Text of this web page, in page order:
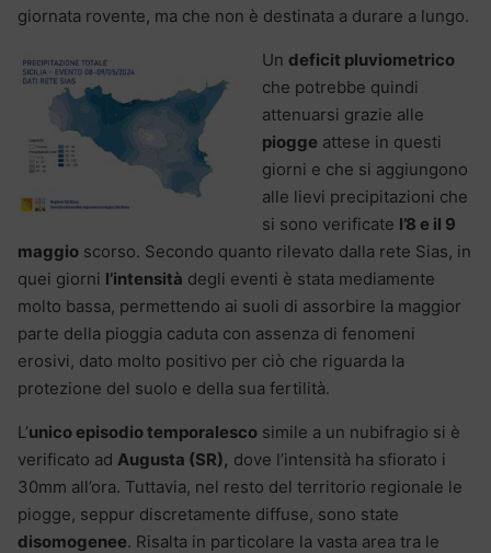
giornata rovente, ma che non è destinata a durare a lungo.
Un deficit pluviometrico
che potrebbe quindi
attenuarsi grazie alle
piogge attese in questi
giorni e che si aggiungono
alle lievi precipitazioni che
si sono verificate l’8 e il 9
maggio scorso. Secondo quanto rilevato dalla rete Sias, in
quei giorni l’intensità degli eventi è stata mediamente
molto bassa, permettendo ai suoli di assorbire la maggior
parte della pioggia caduta con assenza di fenomeni
erosivi, dato molto positivo per ciò che riguarda la
protezione del suolo e della sua fertilità.
L’unico episodio temporalesco simile a un nubifragio si è
verificato ad Augusta (SR), dove l’intensità ha sfiorato i
30mm all’ora. Tuttavia, nel resto del territorio regionale le
piogge, seppur discretamente diffuse, sono state
disomogenee. Risalta in particolare la vasta area tra le